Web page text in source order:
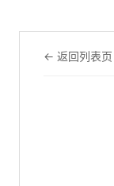
← 返回列表页